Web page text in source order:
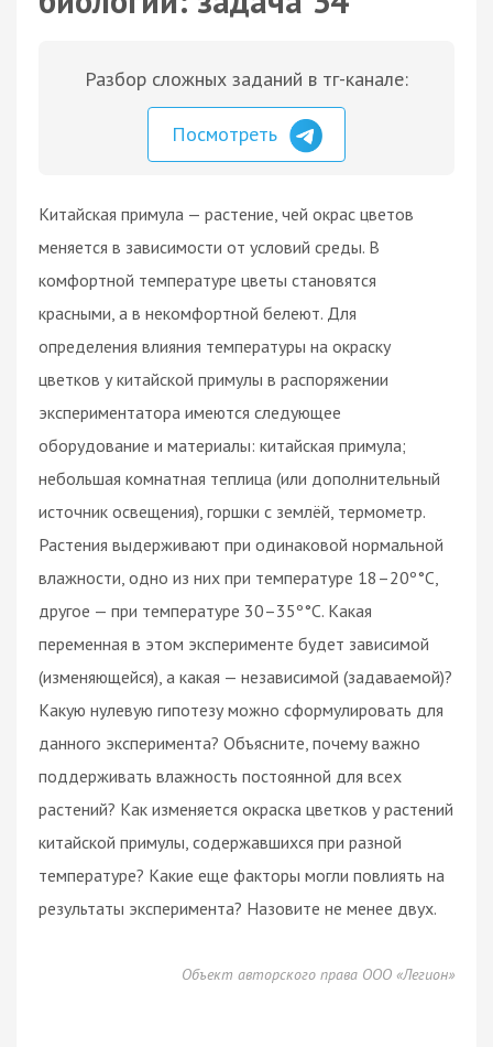
Разбор сложных заданий в тг-канале:
Посмотреть
Китайская примула — растение, чей окрас цветов
меняется в зависимости от условий среды. В
комфортной температуре цветы становятся
красными, а в некомфортной белеют. Для
определения влияния температуры на окраску
цветков у китайской примулы в распоряжении
экспериментатора имеются следующее
оборудование и материалы: китайская примула;
небольшая комнатная теплица (или дополнительный
источник освещения), горшки с землёй, термометр.
Растения выдерживают при одинаковой нормальной
влажности, одно из них при температуре 18–20º°С,
другое — при температуре 30–35º°С. Какая
переменная в этом эксперименте будет зависимой
(изменяющейся), а какая — независимой (задаваемой)?
Какую нулевую гипотезу можно сформулировать для
данного эксперимента? Объясните, почему важно
поддерживать влажность постоянной для всех
растений? Как изменяется окраска цветков у растений
китайской примулы, содержавшихся при разной
температуре? Какие еще факторы могли повлиять на
результаты эксперимента? Назовите не менее двух.
Объект авторского права ООО «Легион»